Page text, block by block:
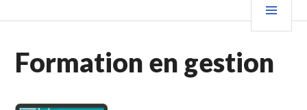
au
principal
Formation en gestion